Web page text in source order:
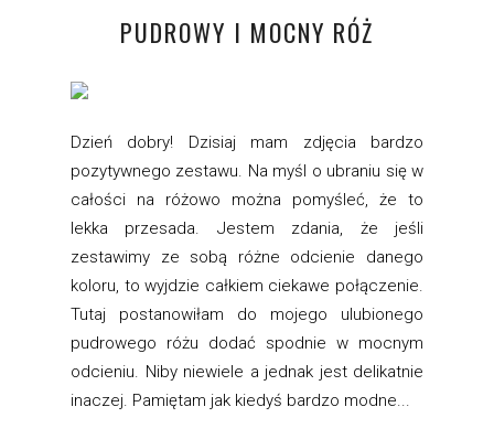
PUDROWY I MOCNY RÓŻ
Dzień dobry! Dzisiaj mam zdjęcia bardzo
pozytywnego zestawu. Na myśl o ubraniu się w
całości na różowo można pomyśleć, że to
lekka przesada. Jestem zdania, że jeśli
zestawimy ze sobą różne odcienie danego
koloru, to wyjdzie całkiem ciekawe połączenie.
Tutaj postanowiłam do mojego ulubionego
pudrowego różu dodać spodnie w mocnym
odcieniu. Niby niewiele a jednak jest delikatnie
inaczej. Pamiętam jak kiedyś bardzo modne...